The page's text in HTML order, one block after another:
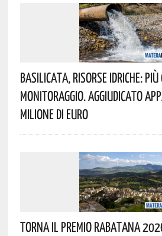
Basilicata, Risorse Idriche:
Monitoraggio. Aggiudicato
Milione Di Euro
Torna Il Premio Rabatana